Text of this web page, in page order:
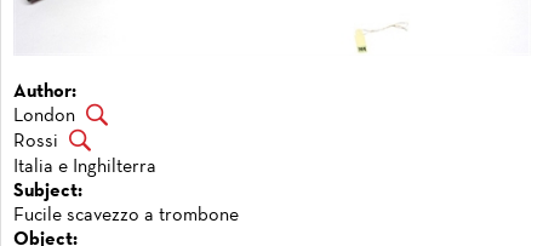
Author:
London
Rossi
Italia e Inghilterra
Subject:
Fucile scavezzo a trombone
Object: